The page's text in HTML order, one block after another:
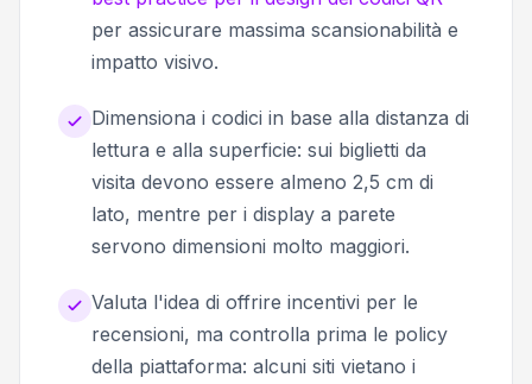
per assicurare massima scansionabilità e
impatto visivo.
Dimensiona i codici in base alla distanza di
lettura e alla superficie: sui biglietti da
visita devono essere almeno 2,5 cm di
lato, mentre per i display a parete
servono dimensioni molto maggiori.
Valuta l'idea di offrire incentivi per le
recensioni, ma controlla prima le policy
della piattaforma: alcuni siti vietano i